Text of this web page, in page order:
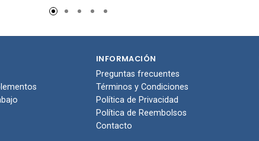
carrito de
compras compras
INFORMACIÓN
Preguntas frecuentes
Términos y Condiciones
Política de Privacidad
Política de Reembolsos
Contacto